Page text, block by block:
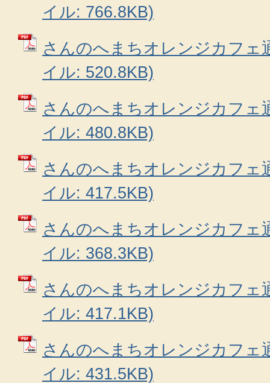
イル: 766.8KB)
さんのへまちオレンジカフェ
イル: 520.8KB)
さんのへまちオレンジカフェ
イル: 480.8KB)
さんのへまちオレンジカフェ
イル: 417.5KB)
さんのへまちオレンジカフェ
イル: 368.3KB)
さんのへまちオレンジカフェ
イル: 417.1KB)
さんのへまちオレンジカフェ
イル: 431.5KB)